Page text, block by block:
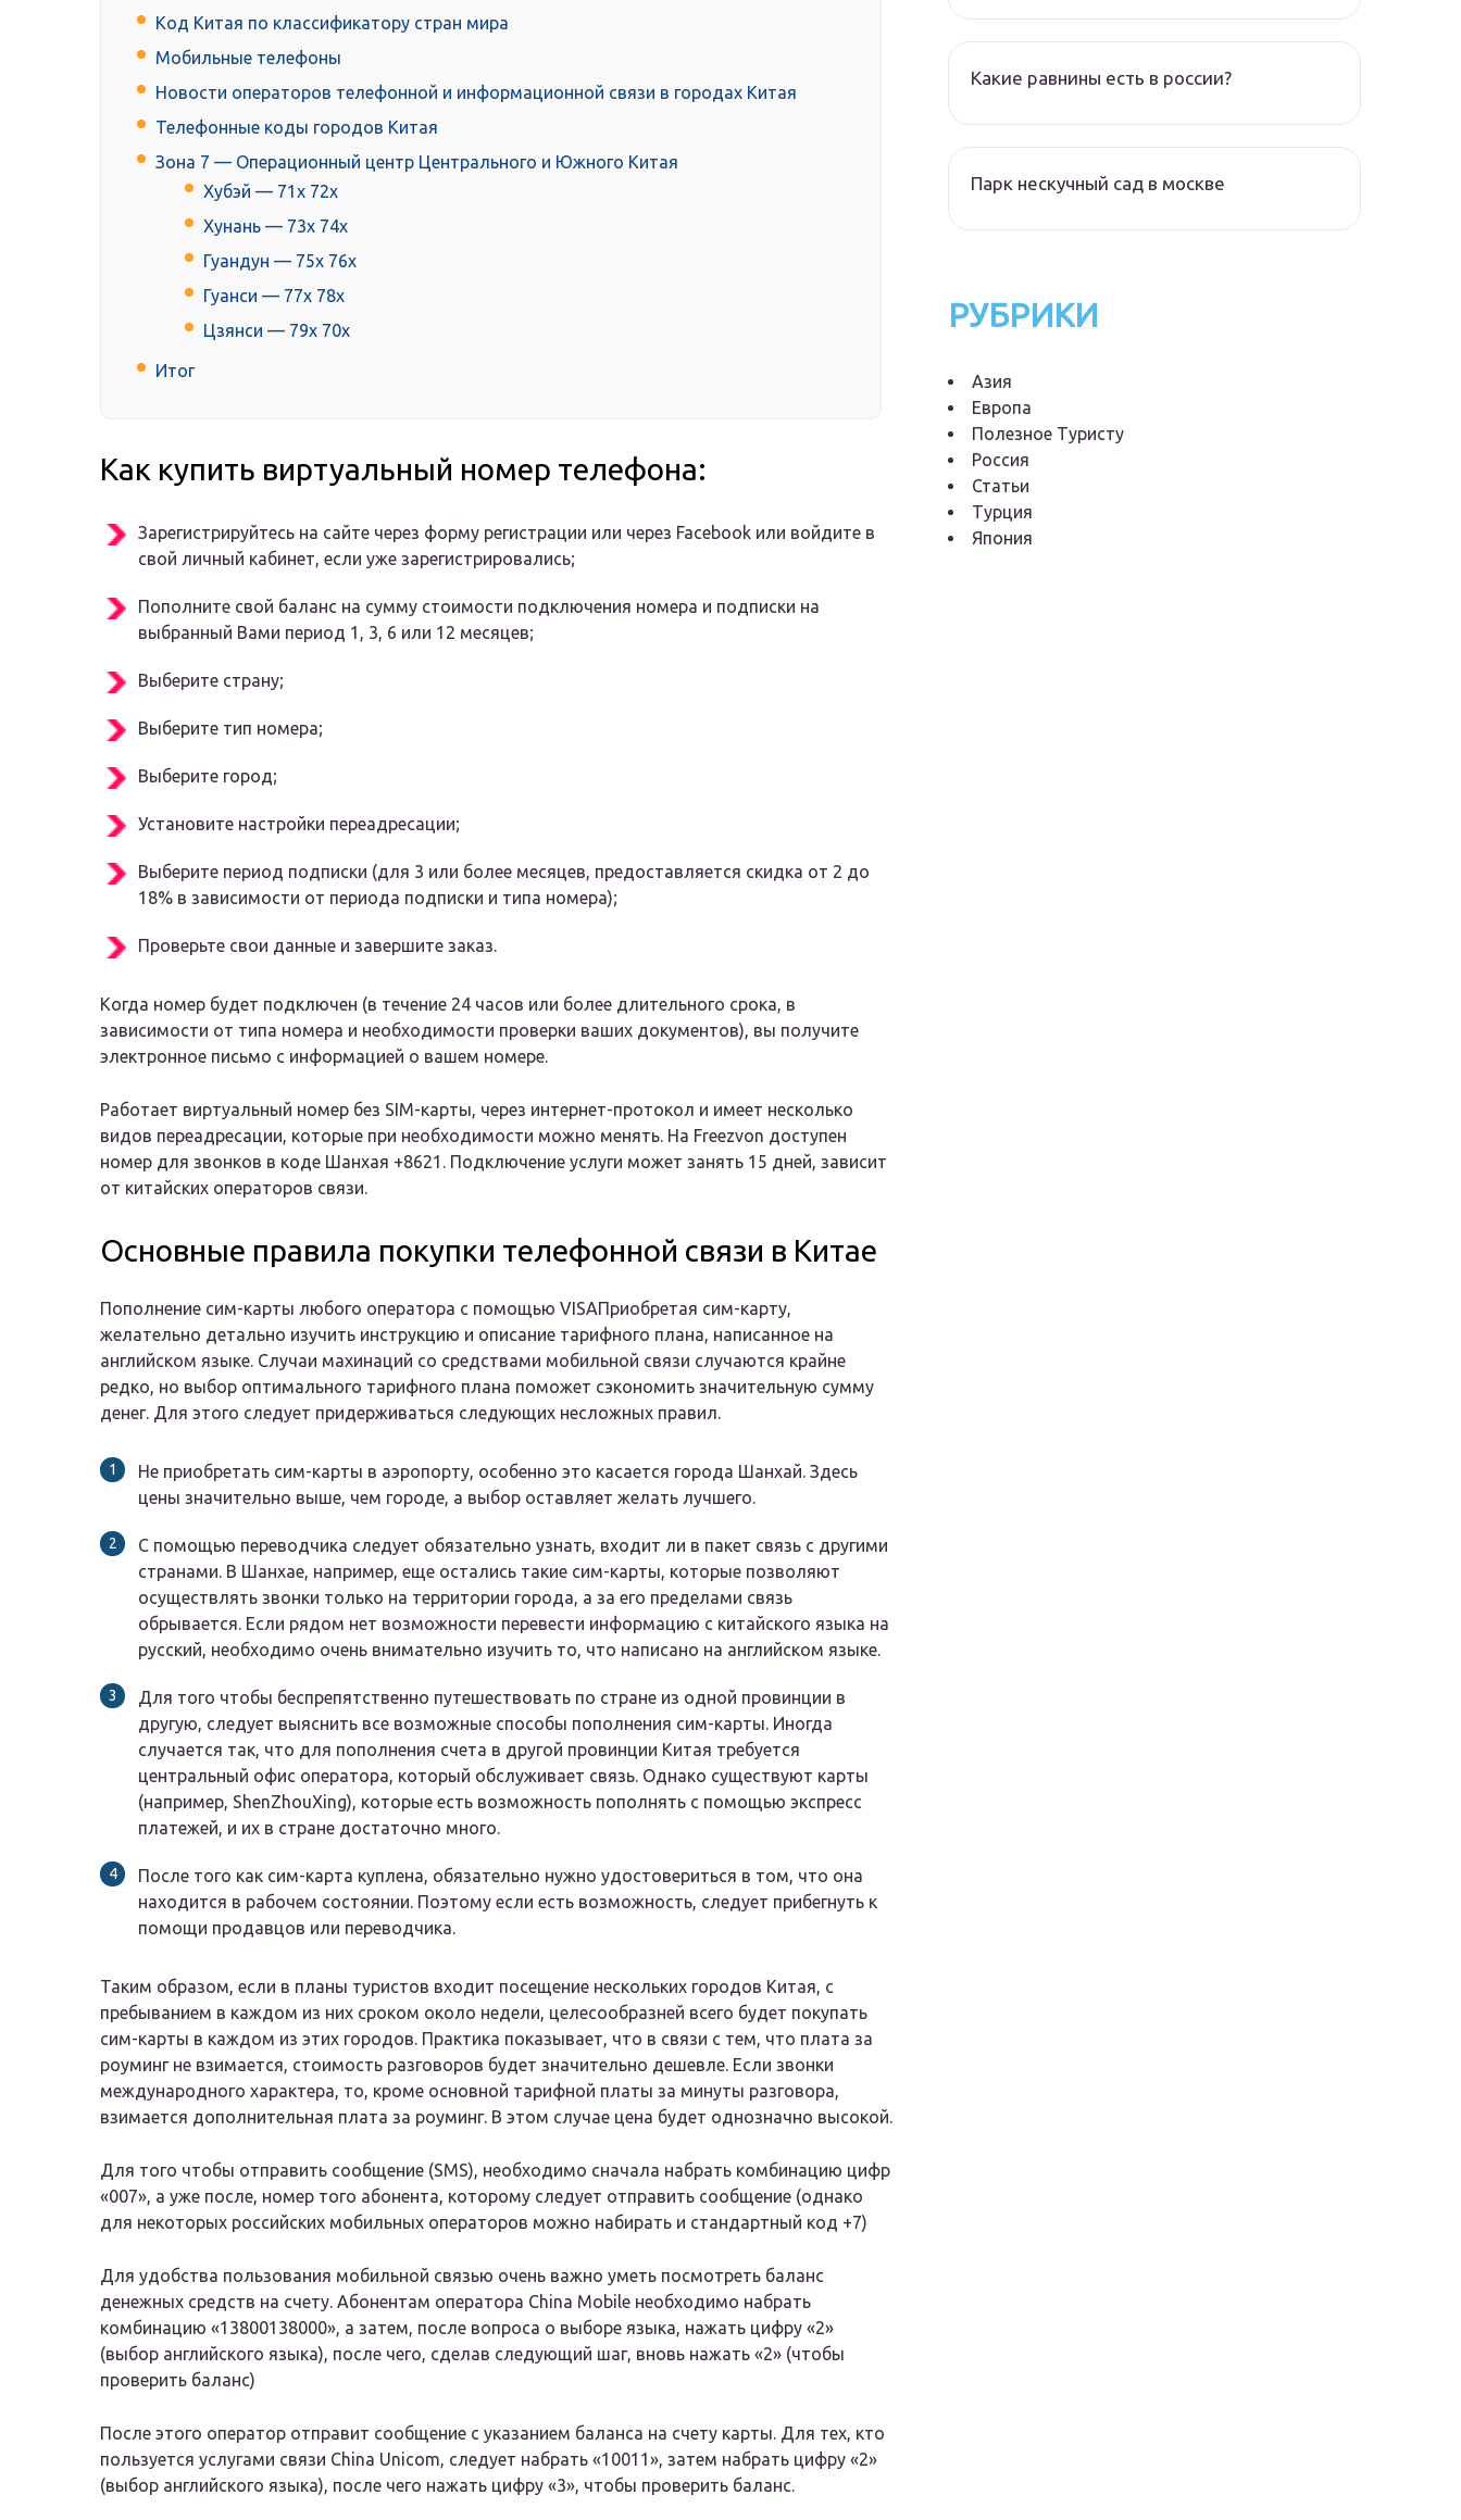
Код Китая по классификатору стран мира
Мобильные телефоны
Новости операторов телефонной и информационной связи в городах Китая
Телефонные коды городов Китая
Зона 7 — Операционный центр Центрального и Южного Китая
Хубэй — 71x 72x
Хунань — 73x 74x
Гуандун — 75x 76x
Гуанси — 77x 78x
Цзянси — 79x 70x
Итог
Как купить виртуальный номер телефона:
Зарегистрируйтесь на сайте через форму регистрации или через Facebook или войдите в
свой личный кабинет, если уже зарегистрировались;
Пополните свой баланс на сумму стоимости подключения номера и подписки на
выбранный Вами период 1, 3, 6 или 12 месяцев;
Выберите страну;
Выберите тип номера;
Выберите город;
Установите настройки переадресации;
Выберите период подписки (для 3 или более месяцев, предоставляется скидка от 2 до
18% в зависимости от периода подписки и типа номера);
Проверьте свои данные и завершите заказ.
Когда номер будет подключен (в течение 24 часов или более длительного срока, в
зависимости от типа номера и необходимости проверки ваших документов), вы получите
электронное письмо с информацией о вашем номере.
Работает виртуальный номер без SIM-карты, через интернет-протокол и имеет несколько
видов переадресации, которые при необходимости можно менять. На Freezvon доступен
номер для звонков в коде Шанхая +8621. Подключение услуги может занять 15 дней, зависит
от китайских операторов связи.
Основные правила покупки телефонной связи в Китае
Пополнение сим-карты любого оператора с помощью VISAПриобретая сим-карту,
желательно детально изучить инструкцию и описание тарифного плана, написанное на
английском языке. Случаи махинаций со средствами мобильной связи случаются крайне
редко, но выбор оптимального тарифного плана поможет сэкономить значительную сумму
денег. Для этого следует придерживаться следующих несложных правил.
Не приобретать сим-карты в аэропорту, особенно это касается города Шанхай. Здесь
цены значительно выше, чем городе, а выбор оставляет желать лучшего.
С помощью переводчика следует обязательно узнать, входит ли в пакет связь с другими
странами. В Шанхае, например, еще остались такие сим-карты, которые позволяют
осуществлять звонки только на территории города, а за его пределами связь
обрывается. Если рядом нет возможности перевести информацию с китайского языка на
русский, необходимо очень внимательно изучить то, что написано на английском языке.
Для того чтобы беспрепятственно путешествовать по стране из одной провинции в
другую, следует выяснить все возможные способы пополнения сим-карты. Иногда
случается так, что для пополнения счета в другой провинции Китая требуется
центральный офис оператора, который обслуживает связь. Однако существуют карты
(например, ShenZhouXing), которые есть возможность пополнять с помощью экспресс
платежей, и их в стране достаточно много.
После того как сим-карта куплена, обязательно нужно удостовериться в том, что она
находится в рабочем состоянии. Поэтому если есть возможность, следует прибегнуть к
помощи продавцов или переводчика.
Таким образом, если в планы туристов входит посещение нескольких городов Китая, с
пребыванием в каждом из них сроком около недели, целесообразней всего будет покупать
сим-карты в каждом из этих городов. Практика показывает, что в связи с тем, что плата за
роуминг не взимается, стоимость разговоров будет значительно дешевле. Если звонки
международного характера, то, кроме основной тарифной платы за минуты разговора,
взимается дополнительная плата за роуминг. В этом случае цена будет однозначно высокой.
Для того чтобы отправить сообщение (SMS), необходимо сначала набрать комбинацию цифр
«007», а уже после, номер того абонента, которому следует отправить сообщение (однако
для некоторых российских мобильных операторов можно набирать и стандартный код +7)
Для удобства пользования мобильной связью очень важно уметь посмотреть баланс
денежных средств на счету. Абонентам оператора China Mobile необходимо набрать
комбинацию «13800138000», а затем, после вопроса о выборе языка, нажать цифру «2»
(выбор английского языка), после чего, сделав следующий шаг, вновь нажать «2» (чтобы
проверить баланс)
После этого оператор отправит сообщение с указанием баланса на счету карты. Для тех, кто
пользуется услугами связи China Unicom, следует набрать «10011», затем набрать цифру «2»
(выбор английского языка), после чего нажать цифру «3», чтобы проверить баланс.
Какие равнины есть в россии?
Парк нескучный сад в москве
РУБРИКИ
Азия
Европа
Полезное Туристу
Россия
Статьи
Турция
Япония